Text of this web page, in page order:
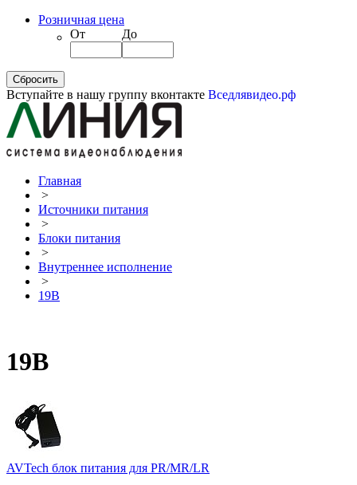
Розничная цена
От
До
Вступайте в нашу группу вконтакте Вседлявидео.рф
Главная
>
Источники питания
>
Блоки питания
>
Внутреннее исполнение
>
19В
19В
AVTech блок питания для PR/MR/LR